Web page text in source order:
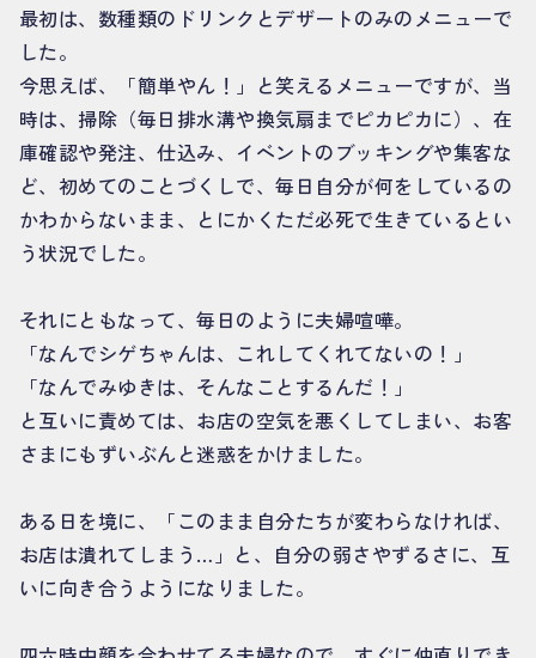
最初は、数種類のドリンクとデザートのみのメニューで
した。
今思えば、「簡単やん！」と笑えるメニューですが、当
時は、掃除（毎日排水溝や換気扇までピカピカに）、在
庫確認や発注、仕込み、イベントのブッキングや集客な
ど、初めてのことづくしで、毎日自分が何をしているの
かわからないまま、とにかくただ必死で生きているとい
う状況でした。
それにともなって、毎日のように夫婦喧嘩。
「なんでシゲちゃんは、これしてくれてないの！」
「なんでみゆきは、そんなことするんだ！」
と互いに責めては、お店の空気を悪くしてしまい、お客
さまにもずいぶんと迷惑をかけました。
ある日を境に、「このまま自分たちが変わらなければ、
お店は潰れてしまう…」と、自分の弱さやずるさに、互
いに向き合うようになりました。